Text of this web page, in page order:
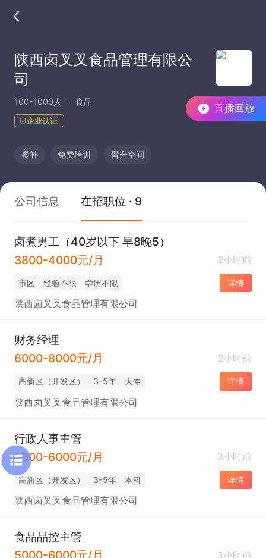
直播回放
陕西卤叉叉食品管理有限公
司
100-1000人 食品
企业认证
餐补 免费培训 晋升空间
公司信息 在招职位 · 9
卤煮男工（40岁以下 早8晚5）
3800-4000元/月
2小时前
市区 经验不限 学历不限 详情
陕西卤叉叉食品管理有限公司
财务经理
6000-8000元/月
2小时前
高新区（开发区） 3-5年 大专 详情
陕西卤叉叉食品管理有限公司
行政人事主管
5000-6000元/月
3小时前
高新区（开发区） 3-5年 本科 详情
陕西卤叉叉食品管理有限公司
食品品控主管
5000-6000元/月
3小时前